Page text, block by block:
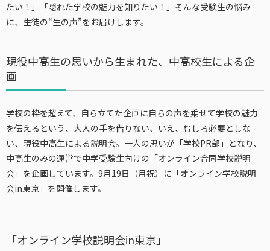
たい！」「隠れた学校の魅力を知りたい！」そんな受験生の悩み
に、生徒の“生の声”をお届けします。
現役中高生の思いから生まれた、中高校生による企
画
学校の枠を超えて、自ら立てた企画に自らの声を乗せて学校の魅力
を伝えるという、大人の手を借りない、いえ、むしろ必要としな
い、現役中高生による説明会。一人の思いが「学校PR部」となり、
中高生のみの運営で中学受験生向けの「オンライン合同学校説明
会」を企画しています。9月19日（月祝）に 「オンライン学校説明
会in東京」を開催します。
「オンライン学校説明会in東京」